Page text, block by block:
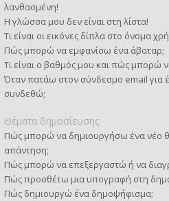
λανθασμένη!
Η γλώσσα μου δεν είναι στη λίστα!
Τι είναι οι εικόνες δίπλα στο όνομα
Πώς μπορώ να εμφανίσω ένα άβαταρ;
Τι είναι ο βαθμός μου και πώς μπορώ
Όταν πατάω στον σύνδεσμο email για
συνδεθώ;
Θέματα δημοσίευσης
Πώς μπορώ να δημιουργήσω ένα νέο
απάντηση;
Πώς μπορώ να επεξεργαστώ ή να
Πώς προσθέτω μια υπογραφή στη
Πώς δημιουργώ ένα δημοψήφισμα;